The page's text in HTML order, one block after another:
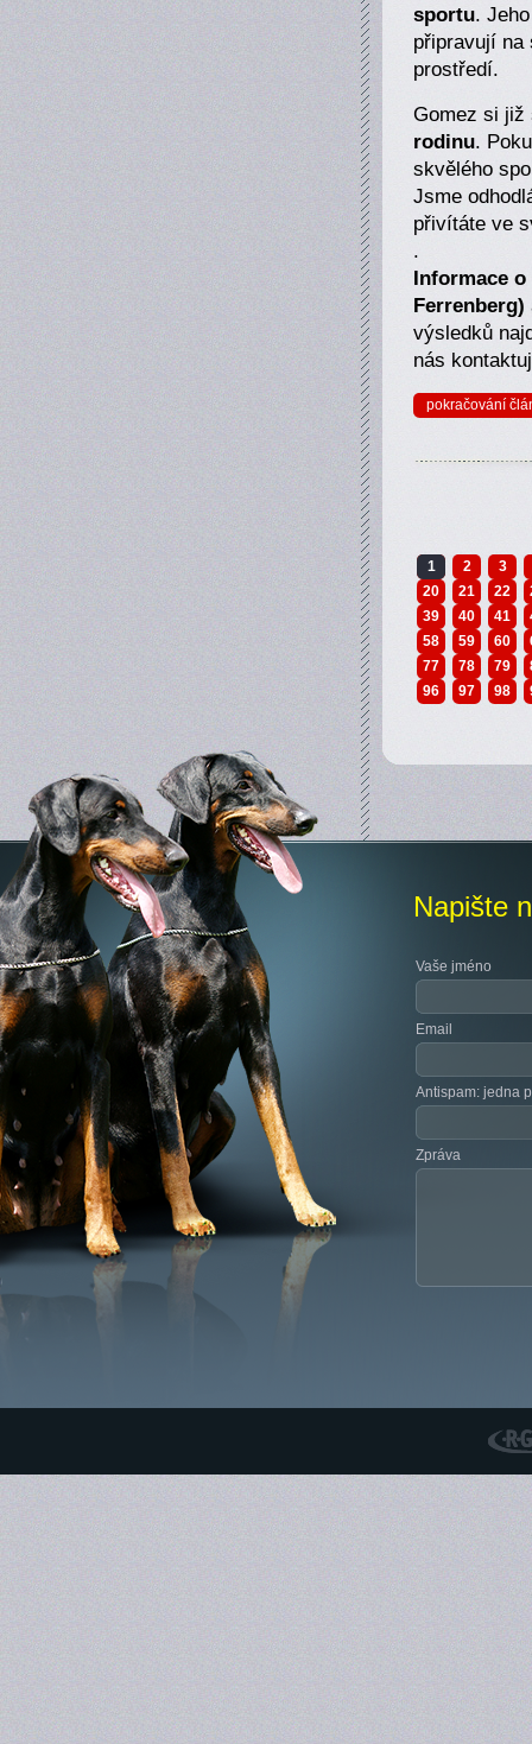
sportu.
připravují na
prostředí.
Gomez si
rodinu.
skvělého
Jsme
přivítáte ve
.
Informace
Ferrenberg)
výsledků
nás
pokračování
1 2
3
20
21 22
39
40 41
58
59 60
77
78 79
96
97 98
Napište
Vaše jméno
Email
Antispam: jedna
Zpráva